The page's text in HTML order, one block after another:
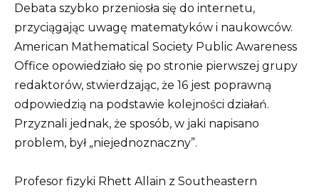
Debata szybko przeniosła się do internetu,
przyciągając uwagę matematyków i naukowców.
American Mathematical Society Public Awareness
Office opowiedziało się po stronie pierwszej grupy
redaktorów, stwierdzając, że 16 jest poprawną
odpowiedzią na podstawie kolejności działań.
Przyznali jednak, że sposób, w jaki napisano
problem, był „niejednoznaczny”.
Profesor fizyki Rhett Allain z Southeastern